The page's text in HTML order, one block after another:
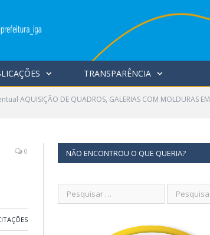
TRANSPARÊNCIA
AQUISIÇÃO DE QUADROS, GALERIAS COM MOLDURAS EM
0 NÃO ENCONTROU O QUE QUERIA?